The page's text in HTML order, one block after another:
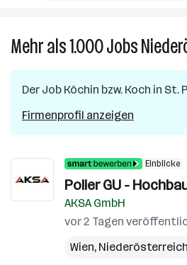
Mehr als 1.000Jobs
Der Job Köchin bzw. Koch in St.
Firmenprofil anzeigen
Einblicke
Polier GU -
AKSA GmbH
vor 2 Tagen
Wien, Niederösterreich